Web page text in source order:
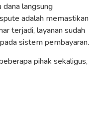
langsung
adalah memastikan
terjadi, layanan sudah
sistem pembayaran.
pihak sekaligus,